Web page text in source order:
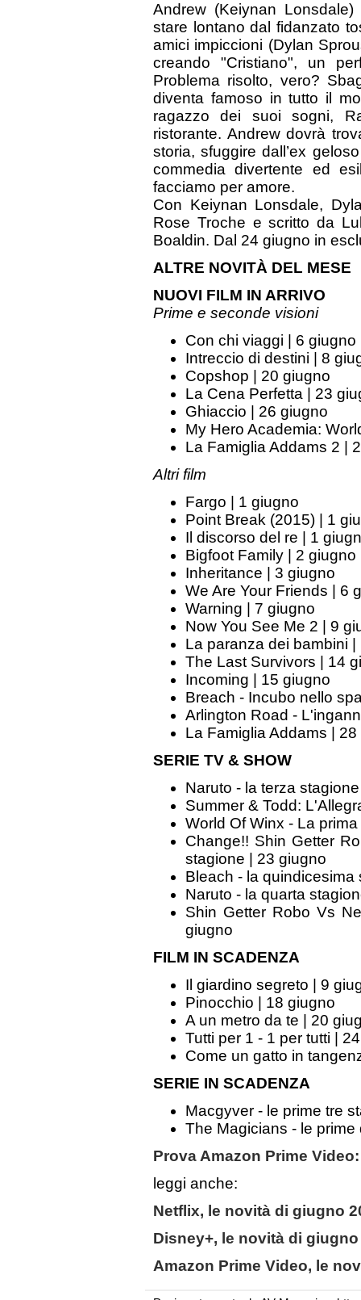
Andrew (Keiynan
stare lontano dal fidanzato
amici impiccioni (Dylan
creando "Cristiano", un
Problema risolto, vero?
diventa famoso in tutto il
ragazzo dei suoi sogni,
ristorante. Andrew dovrà
storia, sfuggire dall’ex
commedia divertente ed
facciamo per amore.
Con Keiynan Lonsdale,
Rose Troche e scritto da
Boaldin. Dal 24 giugno in
ALTRE NOVITÀ DEL MESE
NUOVI FILM IN ARRIVO
Prime e seconde visioni
Con chi viaggi | 6 giugno
Intreccio di destini | 8
Copshop | 20 giugno
La Cena Perfetta | 23
Ghiaccio | 26 giugno
My Hero Academia:
La Famiglia Addams 2 |
Altri film
Fargo | 1 giugno
Point Break (2015) | 1
Il discorso del re | 1
Bigfoot Family | 2 giugno
Inheritance | 3 giugno
We Are Your Friends | 6
Warning | 7 giugno
Now You See Me 2 | 9
La paranza dei bambini
The Last Survivors | 14
Incoming | 15 giugno
Breach - Incubo nello
Arlington Road -
La Famiglia Addams |
SERIE TV & SHOW
Naruto - la terza
Summer & Todd:
World Of Winx - La
Change!! Shin Getter
stagione | 23 giugno
Bleach - la
Naruto - la quarta
Shin Getter Robo Vs
giugno
FILM IN SCADENZA
Il giardino segreto | 9
Pinocchio | 18 giugno
A un metro da te | 20
Tutti per 1 - 1 per tutti |
Come un gatto in
SERIE IN SCADENZA
Macgyver - le prime tre
The Magicians - le
Prova Amazon Prime
leggi anche:
Netflix, le novità di giugno
Disney+, le novità di giugno
Amazon Prime Video, le